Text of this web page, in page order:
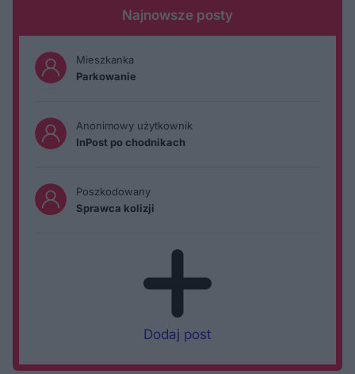
Najnowsze posty
Mieszkanka
Parkowanie
Anonimowy użytkownik
InPost po chodnikach
Poszkodowany
Sprawca kolizji
Dodaj post